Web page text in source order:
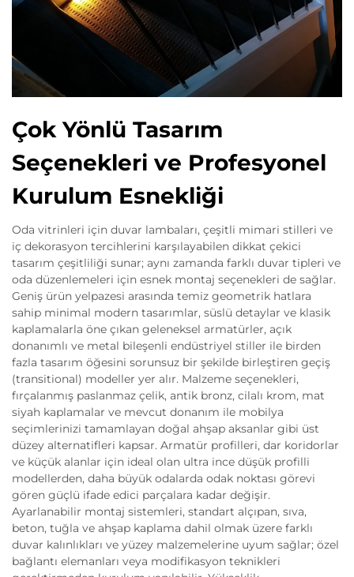
Çok Yönlü Tasarım
Seçenekleri ve Profesyonel
Kurulum Esnekliği
Oda vitrinleri için duvar lambaları, çeşitli mimari stilleri ve
iç dekorasyon tercihlerini karşılayabilen dikkat çekici
tasarım çeşitliliği sunar; aynı zamanda farklı duvar tipleri ve
oda düzenlemeleri için esnek montaj seçenekleri de sağlar.
Geniş ürün yelpazesi arasında temiz geometrik hatlara
sahip minimal modern tasarımlar, süslü detaylar ve klasik
kaplamalarla öne çıkan geleneksel armatürler, açık
donanımlı ve metal bileşenli endüstriyel stiller ile birden
fazla tasarım öğesini sorunsuz bir şekilde birleştiren geçiş
(transitional) modeller yer alır. Malzeme seçenekleri,
fırçalanmış paslanmaz çelik, antik bronz, cilalı krom, mat
siyah kaplamalar ve mevcut donanım ile mobilya
seçimlerinizi tamamlayan doğal ahşap aksanlar gibi üst
düzey alternatifleri kapsar. Armatür profilleri, dar koridorlar
ve küçük alanlar için ideal olan ultra ince düşük profilli
modellerden, daha büyük odalarda odak noktası görevi
gören güçlü ifade edici parçalara kadar değişir.
Ayarlanabilir montaj sistemleri, standart alçıpan, sıva,
beton, tuğla ve ahşap kaplama dahil olmak üzere farklı
duvar kalınlıkları ve yüzey malzemelerine uyum sağlar; özel
bağlantı elemanları veya modifikasyon teknikleri